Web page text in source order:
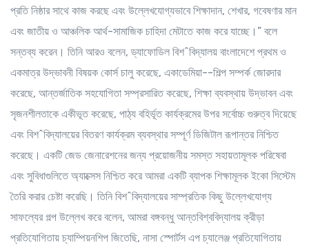
প্রতি নিষ্ঠার সাথে কাজ করছে এবং উল্লেখযোগ্যভাবে শিক্ষাদান, শেখার, গবেষণার মান
এবং জাতীয় ও আঞ্চলিক আর্থ-সামাজিক চাহিদা মেটাতে কাজ করে যাচ্ছে।” বলে
সন্তব্য করেন। তিনি আরও বলেন, ড্যাফোডিল বিশ^বিদ্যালয় বাংলাদেশে প্রথম ও
একমাত্র উদ্ভাবনী বিষয়ক কোর্স চালু করেছে, একাডেমিয়া--শিল্প সম্পর্ক জোরদার
করেছে, আন্তর্জাতিক সহযোগিতা সম্প্রসারিত করেছে, শিক্ষা ব্যবস্থায় উদ্ভাবন এবং
সৃজনশীলতাকে একীভূত করেছে, পাঠ্য বহির্ভূত কার্যক্রমের উপর সর্বোচ্চ গুরুত্ব দিয়েছে
এবং বিশ^বিদ্যালয়ের বিতরণ কার্যক্রম ব্যবস্থার সম্পূর্ণ ডিজিটাল রূপান্তর নিশ্চিত
করেছে। একটি জেড জেনারেশনের জন্য প্রয়োজনীয় সমস্ত সহায়তামূলক পরিষেবা
এবং সুবিধাগুলিতে অ্যাক্সেস নিশ্চিত করে আমরা একটি ব্যাপক শিক্ষামূলক ইকো সিস্টেম
তৈরি করার চেষ্টা করেছি। তিনি বিশ^বিদ্যালয়ের সাম্প্রতিক কিছু উল্লেখযোগ্য
সাফল্যের গল্প উল্লেখ করে বলেন, আমরা বঙ্গবন্ধু আন্তবিশ্ববিদ্যালয় ক্রীড়া
প্রতিযোগিতায় চ্যাম্পিয়নশিপ জিতেছি, নাসা স্পোর্টস এপ চ্যালেঞ্জ প্রতিযোগিতায়